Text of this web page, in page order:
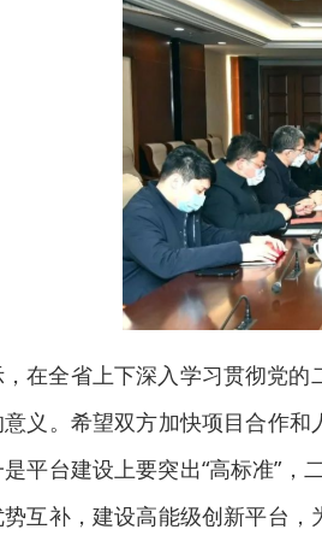
在全省上下深入学习贯彻党
义。希望双方加快项目合作
平台建设上要突出“高标准”，
互补，建设高能级创新平台